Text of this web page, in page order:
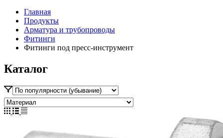
Главная
Продукты
Арматура и трубопроводы
Фитинги
Фитинги под пресс-инструмент
Каталог